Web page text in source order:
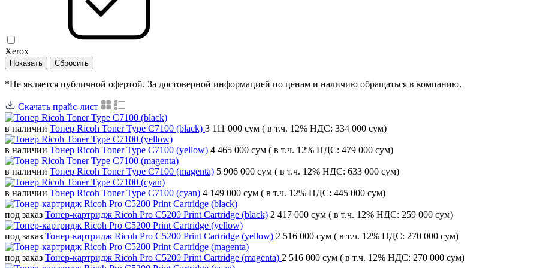
Xerox
*Не является публичной офертой. За достоверной информацией по ценам и наличию обращаться в компанию.
Скачать прайс-лист
в наличии Тонер Ricoh Toner Type C7100 (black) 3 111 000 сум ( в т.ч. 12% НДС: 334 000 сум)
в наличии Тонер Ricoh Toner Type C7100 (yellow) 4 465 000 сум ( в т.ч. 12% НДС: 479 000 сум)
в наличии Тонер Ricoh Toner Type C7100 (magenta) 5 906 000 сум ( в т.ч. 12% НДС: 633 000 сум)
в наличии Тонер Ricoh Toner Type C7100 (cyan) 4 149 000 сум ( в т.ч. 12% НДС: 445 000 сум)
под заказ Тонер-картридж Ricoh Pro C5200 Print Cartridge (black) 2 417 000 сум ( в т.ч. 12% НДС: 259 000 сум)
под заказ Тонер-картридж Ricoh Pro C5200 Print Cartridge (yellow) 2 516 000 сум ( в т.ч. 12% НДС: 270 000 сум)
под заказ Тонер-картридж Ricoh Pro C5200 Print Cartridge (magenta) 2 516 000 сум ( в т.ч. 12% НДС: 270 000 сум)